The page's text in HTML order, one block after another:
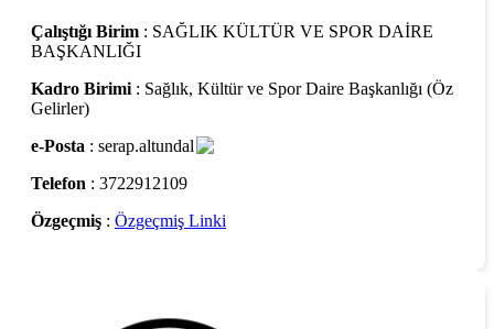
Çalıştığı Birim : SAĞLIK KÜLTÜR VE SPOR DAİRE
BAŞKANLIĞI
Kadro Birimi : Sağlık, Kültür ve Spor Daire Başkanlığı (Öz
Gelirler)
e-Posta : serap.altundal
Telefon : 3722912109
Özgeçmiş : Özgeçmiş Linki